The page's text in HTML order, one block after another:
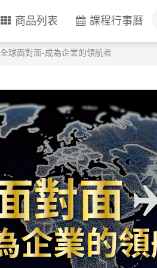
商品列表 課程行事曆
球面對面-成為企業的領航者